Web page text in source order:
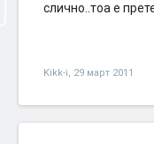
слично..тоа е
Kikk-i, 29 март 2011